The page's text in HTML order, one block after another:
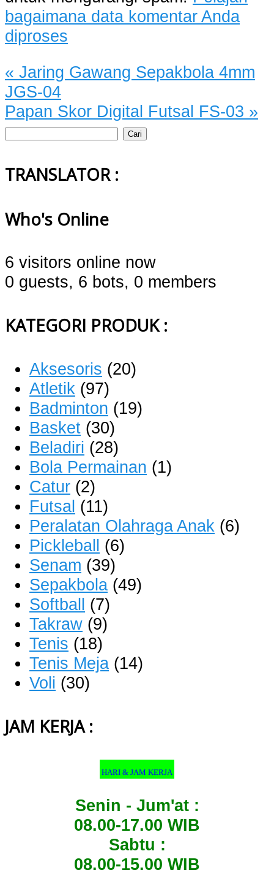
bagaimana data komentar Anda
diproses
« Jaring Gawang Sepakbola 4mm
JGS-04
Papan Skor Digital Futsal FS-03 »
Cari
TRANSLATOR :
Who's Online
6 visitors online now
0 guests, 6 bots, 0 members
KATEGORI PRODUK :
Aksesoris (20)
Atletik (97)
Badminton (19)
Basket (30)
Beladiri (28)
Bola Permainan (1)
Catur (2)
Futsal (11)
Peralatan Olahraga Anak (6)
Pickleball (6)
Senam (39)
Sepakbola (49)
Softball (7)
Takraw (9)
Tenis (18)
Tenis Meja (14)
Voli (30)
JAM KERJA :
HARI & JAM KERJA
Senin - Jum'at :
08.00-17.00 WIB
Sabtu :
08.00-15.00 WIB